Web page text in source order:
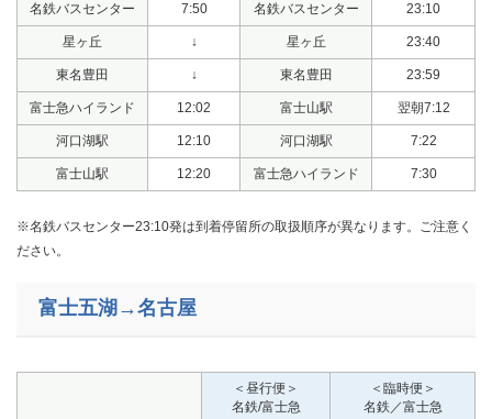
名鉄バスセンター 7:50 名鉄バスセンター 23:10
星ヶ丘 ↓ 星ヶ丘 23:40
東名豊田 ↓ 東名豊田 23:59
富士急ハイランド 12:02 富士山駅 翌朝7:12
河口湖駅 12:10 河口湖駅 7:22
富士山駅 12:20 富士急ハイランド 7:30
※名鉄バスセンター23:10発は到着停留所の取扱順序が異なります。ご注意く
ださい。
富士五湖→名古屋
＜昼行便＞
名鉄/富士急
＜臨時便＞
名鉄／富士急